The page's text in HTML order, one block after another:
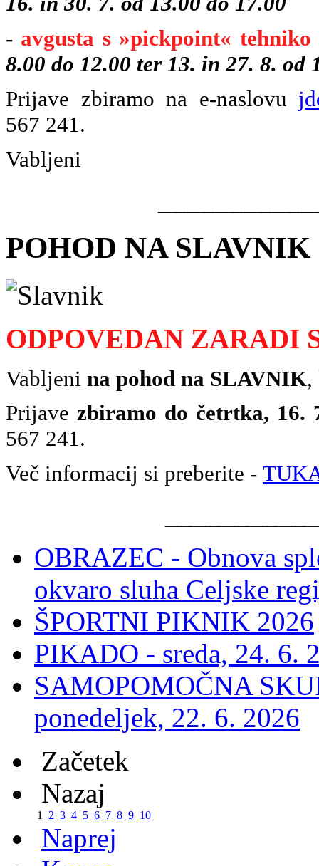
- avgusta s »pickpoint« tehniko
8.00 do 12.00 ter 13. in 27. 8. od
Prijave zbiramo na e-naslovu
567 241.
Vabljeni
POHOD NA SLAVNIK
ODPOVEDAN ZARADI
Vabljeni na pohod na SLAVNIK,
Prijavezbiramo do četrtka, 16.
567 241.
Več informacij si preberite -
OBRAZEC - Obnova
okvaro sluha Celjske
ŠPORTNI PIKNIK 2026
PIKADO - sreda, 24. 6.
SAMOPOMOČNA
ponedeljek, 22. 6. 2026
Začetek
Nazaj
1 2 3 4 5 6 7 8 9 10
Naprej